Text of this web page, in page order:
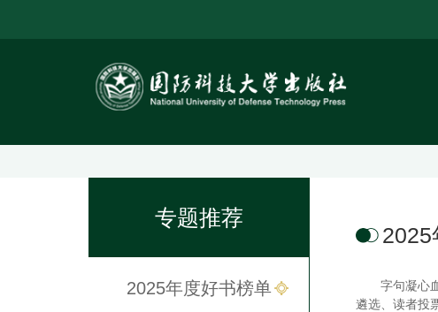
专题推荐
2025年度好书榜单
2025
字句凝心
遴选、读者投